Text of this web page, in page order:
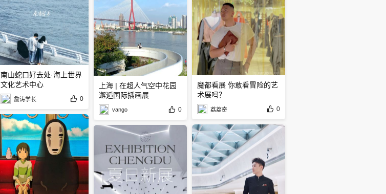
南山蛇口好去处·海上世界
文化艺术中心
詹涛学长 0
上海 | 在超人气空中花园
邂逅国际插画展
vango 0
魔都看展 你敢看冒险的艺
术展吗？
荔荔奇 0